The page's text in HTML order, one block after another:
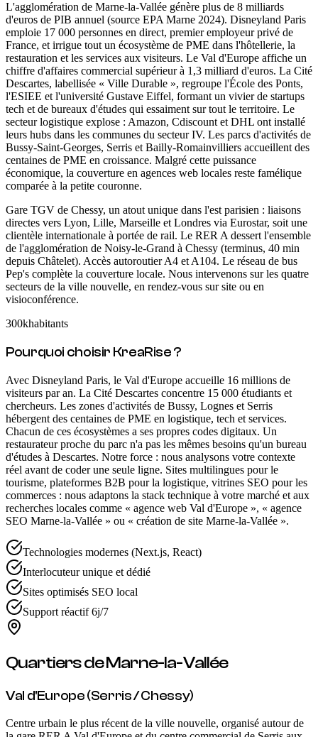
L'agglomération de Marne-la-Vallée génère plus de 8 milliards
d'euros de PIB annuel (source EPA Marne 2024). Disneyland Paris
emploie 17 000 personnes en direct, premier employeur privé de
France, et irrigue tout un écosystème de PME dans l'hôtellerie, la
restauration et les services aux visiteurs. Le Val d'Europe affiche un
chiffre d'affaires commercial supérieur à 1,3 milliard d'euros. La Cité
Descartes, labellisée « Ville Durable », regroupe l'École des Ponts,
l'ESIEE et l'université Gustave Eiffel, formant un vivier de startups
tech et de bureaux d'études qui essaiment sur tout le territoire. Le
secteur logistique explose : Amazon, Cdiscount et DHL ont installé
leurs hubs dans les communes du secteur IV. Les parcs d'activités de
Bussy-Saint-Georges, Serris et Bailly-Romainvilliers accueillent des
centaines de PME en croissance. Malgré cette puissance
économique, la couverture en agences web locales reste famélique
comparée à la petite couronne.
Gare TGV de Chessy, un atout unique dans l'est parisien : liaisons
directes vers Lyon, Lille, Marseille et Londres via Eurostar, soit une
clientèle internationale à portée de rail. Le RER A dessert l'ensemble
de l'agglomération de Noisy-le-Grand à Chessy (terminus, 40 min
depuis Châtelet). Accès autoroutier A4 et A104. Le réseau de bus
Pep's complète la couverture locale. Nous intervenons sur les quatre
secteurs de la ville nouvelle, en rendez-vous sur site ou en
visioconférence.
300khabitants
Pourquoi choisir KreaRise ?
Avec Disneyland Paris, le Val d'Europe accueille 16 millions de
visiteurs par an. La Cité Descartes concentre 15 000 étudiants et
chercheurs. Les zones d'activités de Bussy, Lognes et Serris
hébergent des centaines de PME en logistique, tech et services.
Chacun de ces écosystèmes a ses propres codes digitaux. Un
restaurateur proche du parc n'a pas les mêmes besoins qu'un bureau
d'études à Descartes. Notre force : nous analysons votre contexte
réel avant de coder une seule ligne. Sites multilingues pour le
tourisme, plateformes B2B pour la logistique, vitrines SEO pour les
commerces : nous adaptons la stack technique à votre marché et aux
recherches locales comme « agence web Val d'Europe », « agence
SEO Marne-la-Vallée » ou « création de site Marne-la-Vallée ».
Technologies modernes (Next.js, React)
Interlocuteur unique et dédié
Sites optimisés SEO local
Support réactif 6j/7
Quartiers deMarne-la-Vallée
Val d'Europe (Serris / Chessy)
Centre urbain le plus récent de la ville nouvelle, organisé autour de